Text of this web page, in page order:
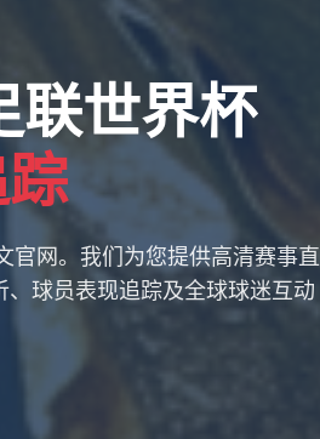
联世界杯
官网。我们为您提供高清赛事直
球员表现追踪及全球球迷互动